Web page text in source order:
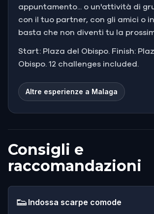
appuntamento... o un'attività di
con il tuo partner, con gli amici o
basta che non diventi tu la
Start: Plaza del Obispo. Finish:
Obispo. 12 challenges included.
Altre esperienze a Malaga
Consigli e
raccomandazioni
👟 Indossa scarpe comode